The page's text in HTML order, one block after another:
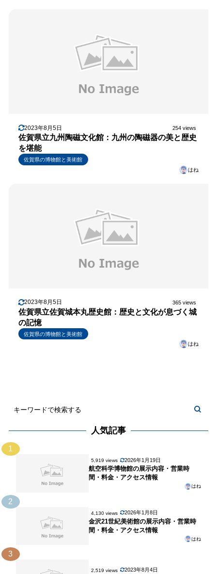
2023年8月5日 254 views
佐賀県立九州陶磁文化館：九州の陶磁器の美と歴史
を堪能
佐賀県の博物館と美術館
はね
2023年8月5日 365 views
佐賀県立佐賀城本丸歴史館：歴史と文化が息づく城
の記憶
佐賀県の博物館と美術館
はね
人気記事
1
5,919 views 2026年1月19日
航空科学博物館の展示内容・営業時
間・料金・アクセス情報
はね
2
4,130 views 2026年1月8日
金沢21世紀美術館の展示内容・営業時
間・料金・アクセス情報
はね
3
2,519 views 2023年8月4日